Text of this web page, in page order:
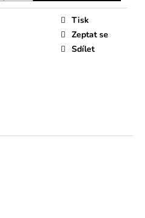
Tisk
Zeptat se
Sdílet